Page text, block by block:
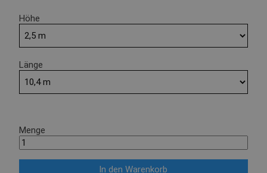
Höhe
Länge
Menge